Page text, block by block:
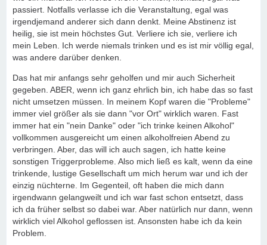
passiert. Notfalls verlasse ich die Veranstaltung, egal was
irgendjemand anderer sich dann denkt. Meine Abstinenz ist
heilig, sie ist mein höchstes Gut. Verliere ich sie, verliere ich
mein Leben. Ich werde niemals trinken und es ist mir völlig egal,
was andere darüber denken.
Das hat mir anfangs sehr geholfen und mir auch Sicherheit
gegeben. ABER, wenn ich ganz ehrlich bin, ich habe das so fast
nicht umsetzen müssen. In meinem Kopf waren die "Probleme"
immer viel größer als sie dann "vor Ort" wirklich waren. Fast
immer hat ein "nein Danke" oder "ich trinke keinen Alkohol"
vollkommen ausgereicht um einen alkoholfreien Abend zu
verbringen. Aber, das will ich auch sagen, ich hatte keine
sonstigen Triggerprobleme. Also mich ließ es kalt, wenn da eine
trinkende, lustige Gesellschaft um mich herum war und ich der
einzig nüchterne. Im Gegenteil, oft haben die mich dann
irgendwann gelangweilt und ich war fast schon entsetzt, dass
ich da früher selbst so dabei war. Aber natürlich nur dann, wenn
wirklich viel Alkohol geflossen ist. Ansonsten habe ich da kein
Problem.